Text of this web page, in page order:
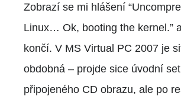
Zobrazí se mi hlášení
Linux… Ok, booting the kernel.”
končí. V MS Virtual PC 2007 je
obdobná – projde sice úvodní
připojeného CD obrazu, ale po